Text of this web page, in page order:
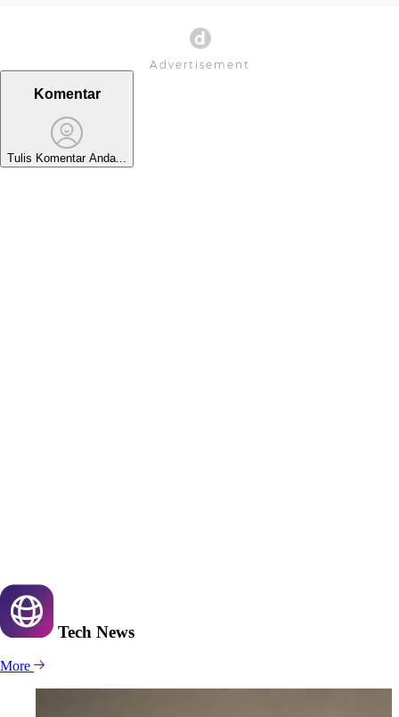
Komentar
Tulis Komentar Anda...
Tech News
More